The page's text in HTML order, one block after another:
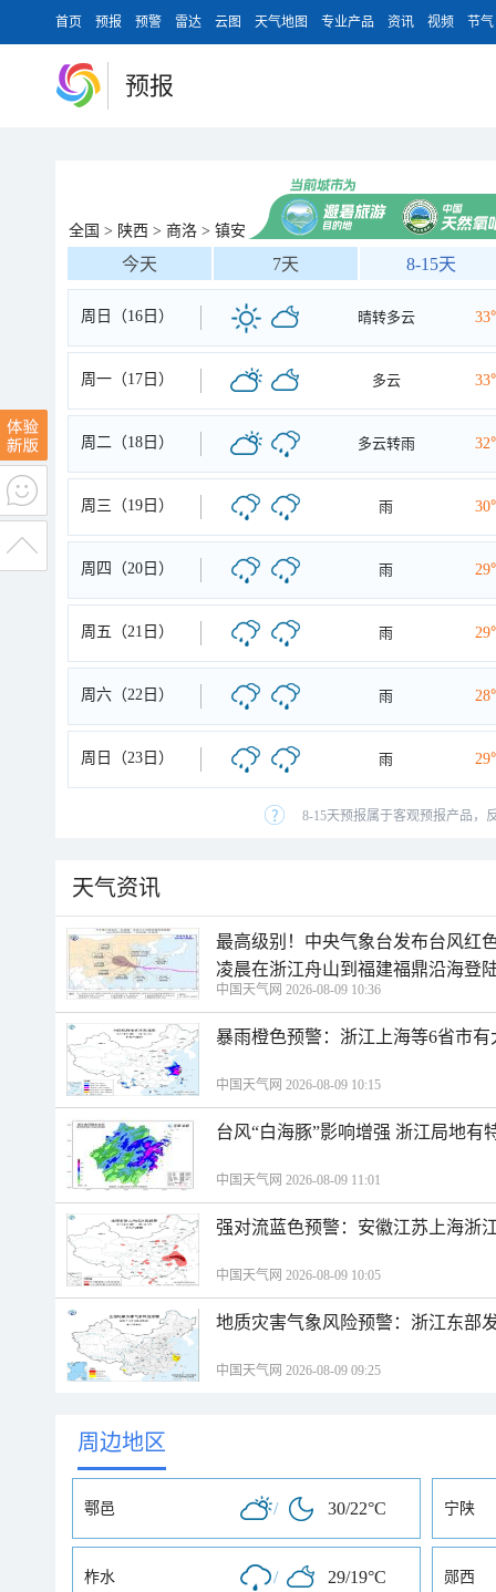
首页 预报 预警 雷达 云图 天气地图 专业产品 资讯 视频 节气
预报
全国 > 陕西 > 商洛 > 镇安
今天 7天 8-15天
周日（16日） 晴转多云
周一（17日） 多云
周二（18日） 多云转雨
周三（19日） 雨
周四（20日） 雨
周五（21日） 雨
周六（22日） 雨
周日（23日） 雨
8-15天预报属于客观预报产品，
天气资讯
最高级别！中央气象台发布台风红
凌晨在浙江舟山到福建福鼎沿海登
中国天气网 2026-08-09 10:36
暴雨橙色预警：浙江上海等6省市
中国天气网 2026-08-09 10:15
台风“白海豚”影响增强 浙江局地有
中国天气网 2026-08-09 11:01
强对流蓝色预警：安徽江苏上海浙
中国天气网 2026-08-09 10:05
地质灾害气象风险预警：浙江东部
中国天气网 2026-08-09 09:25
周边地区
鄠邑 / 30/22°C 宁陕
柞水 / 29/19°C 郧西